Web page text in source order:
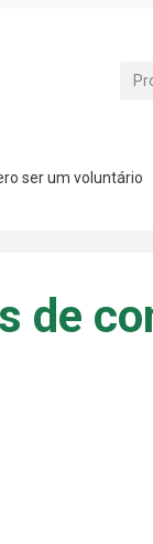
ser um voluntário
de